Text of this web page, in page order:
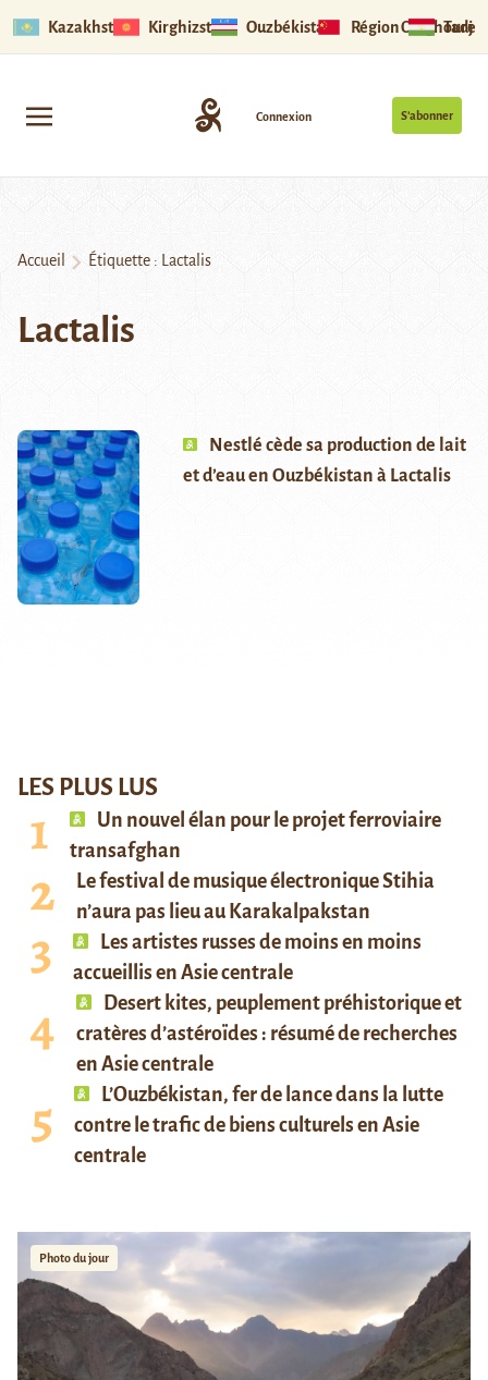
Kazakhstan Kirghizstan Ouzbékistan Région Ouïghoure
S’abonner
Connexion
Accueil Étiquette : Lactalis
Lactalis
Nestlé cède sa production de lait
et d’eau en Ouzbékistan à Lactalis
LES PLUS LUS
Un nouvel élan pour le projet ferroviaire
transafghan
Le festival de musique électronique Stihia
n’aura pas lieu au Karakalpakstan
Les artistes russes de moins en moins
accueillis en Asie centrale
Desert kites, peuplement préhistorique et
cratères d’astéroïdes : résumé de recherches
en Asie centrale
L’Ouzbékistan, fer de lance dans la lutte
contre le trafic de biens culturels en Asie
centrale
Photo du jour